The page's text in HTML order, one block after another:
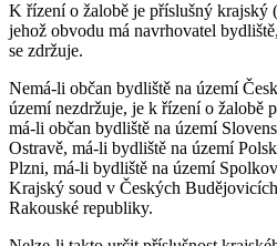
K řízení o žalobě je příslušný krajský
jehož obvodu má navrhovatel
se zdržuje.
Nemá-li občan bydliště na území
území nezdržuje, je k řízení o žalobě
má-li občan bydliště na území
Ostravě, má-li bydliště na území
Plzni, má-li bydliště na území
Krajský soud v Českých
Rakouské republiky.